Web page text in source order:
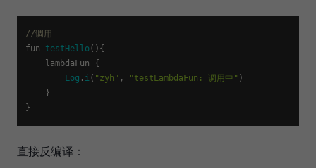
//调用
fun testHello( ){
    lambdaFun {
Log . i( "zyh" , "testLambdaFun: 调用中" )
    }
直接反编译：